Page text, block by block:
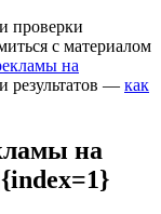
проверки
с материалом
на
результатов — как
на